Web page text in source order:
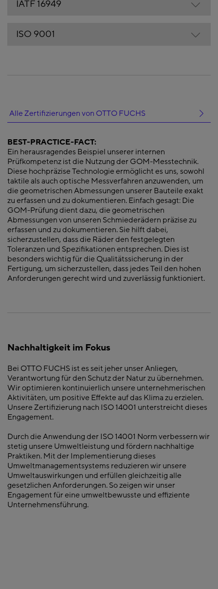
IATF 16949
ISO 9001
Alle Zertifizierungen von OTTO FUCHS
BEST-PRACTICE-FACT:
Ein herausragendes Beispiel unserer internen
Prüfkompetenz ist die Nutzung der GOM-Messtechnik.
Diese hochpräzise Technologie ermöglicht es uns, sowohl
taktile als auch optische Messverfahren anzuwenden, um
die geometrischen Abmessungen unserer Bauteile exakt
zu erfassen und zu dokumentieren. Einfach gesagt: Die
GOM-Prüfung dient dazu, die geometrischen
Abmessungen von unseren Schmiederädern präzise zu
erfassen und zu dokumentieren. Sie hilft dabei,
sicherzustellen, dass die Räder den festgelegten
Toleranzen und Spezifikationen entsprechen. Dies ist
besonders wichtig für die Qualitätssicherung in der
Fertigung, um sicherzustellen, dass jedes Teil den hohen
Anforderungen gerecht wird und zuverlässig funktioniert.
Nachhaltigkeit im Fokus
Bei OTTO FUCHS ist es seit jeher unser Anliegen,
Verantwortung für den Schutz der Natur zu übernehmen.
Wir optimieren kontinuierlich unsere unternehmerischen
Aktivitäten, um positive Effekte auf das Klima zu erzielen.
Unsere Zertifizierung nach ISO 14001 unterstreicht dieses
Engagement.
Durch die Anwendung der ISO 14001 Norm verbessern wir
stetig unsere Umweltleistung und fördern nachhaltige
Praktiken. Mit der Implementierung dieses
Umweltmanagementsystems reduzieren wir unsere
Umweltauswirkungen und erfüllen gleichzeitig alle
gesetzlichen Anforderungen. So zeigen wir unser
Engagement für eine umweltbewusste und effiziente
Unternehmensführung.